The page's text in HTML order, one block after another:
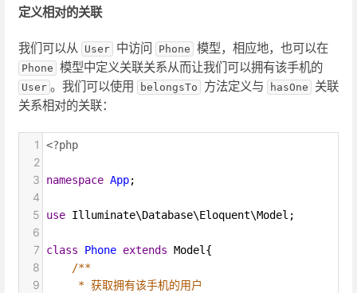
定义相对的关联
我们可以从 User 中访问 Phone 模型，相应地，也可以在
Phone 模型中定义关联关系从而让我们可以拥有该手机的
User 。我们可以使用 belongsTo 方法定义与 hasOne
关联
关系相对的关联：
1 <?php
2
3
namespace App;
4
5
use Illuminate\Database\Eloquent\Model ;
6
7
class Phone extends Model {
8 /**
9 * 获取拥有该手机的用户